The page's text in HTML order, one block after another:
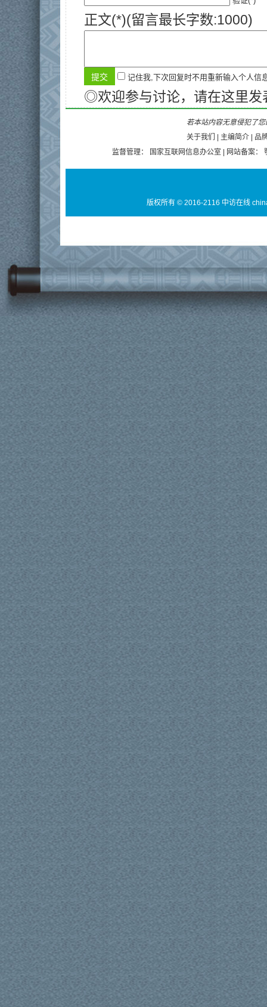
正文(*)(留言最长字数:1000)
记住我,下次回复时不用重新输入个人信
◎欢迎参与讨论，请在这里发
若本站内容无意侵犯了
关于我们
主编简介
品
监督管理：
国家互联网信息办公室 | 网站备案：
版权所有 © 2016-2116 中访在线